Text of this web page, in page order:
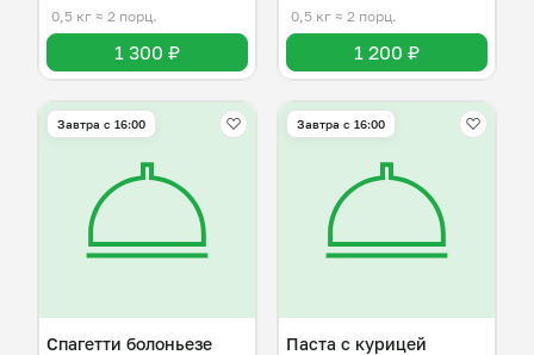
0,5 кг ≈ 2 порц.
1 300 ₽
0,5 кг ≈ 2 порц.
1 200 ₽
Завтра c 16:00
Спагетти болоньезе
Завтра c 16:00
Паста с курицей